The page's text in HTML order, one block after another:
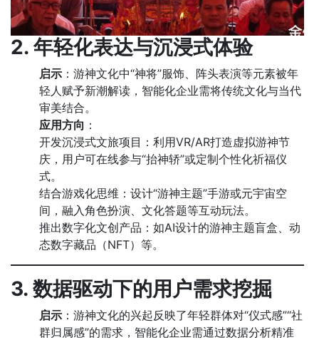
2. 年轻化表达与沉浸式体验
启示 ：游神文化中“神将”服饰、阵头表演等元素被年
轻人赋予新潮解读，智能化企业需将传统文化与当代
审美结合。
应用方向 ：
开发沉浸式文旅项目：利用VR/AR打造虚拟游神节
庆，用户可在线参与“抬神轿”或定制个性化祈福仪
式。
结合游戏化思维：设计“游神主题”手游或元宇宙空
间，融入角色扮演、文化答题等互动玩法。
推出数字化文创产品：如AI设计的游神主题盲盒、动
态数字藏品（NFT）等。
3. 数据驱动下的用户需求挖掘
启示 ：游神文化的兴起反映了年轻群体对“仪式感”“社
群归属感”的需求，智能化企业需通过数据分析精准